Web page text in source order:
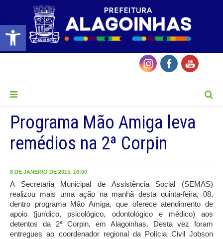
Barra de Ferramentas Aberta
Programa Mão Amiga leva
remédios na 2ª Corpin
8 DE JANEIRO DE 2015, 16:00
A Secretaria Municipal de Assistência Social (SEMAS)
realizou mais uma ação na manhã desta quinta-feira, 08,
dentro programa Mão Amiga, que oferece atendimento de
apoio (jurídico, psicológico, odontológico e médico) aos
detentos da 2ª Corpin, em Alagoinhas. Desta vez foram
entregues ao coordenador regional da Polícia Civil Jobson